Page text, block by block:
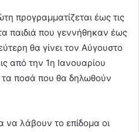
προγραμματίζεται έως τις
παιδιά που γεννήθηκαν έως
θα γίνει τον Αύγουστο
από την 1η Ιανουαρίου
ποσά που θα δηλωθούν
να λάβουν το επίδομα οι